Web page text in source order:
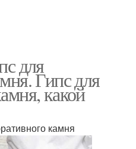
для
Гипс для
какой
камня